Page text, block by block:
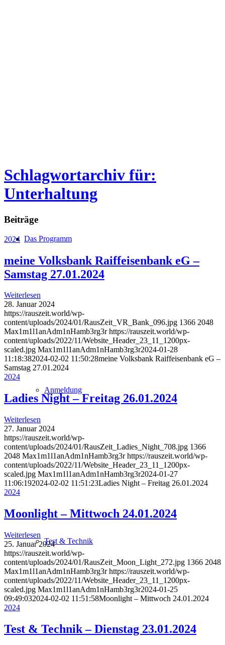
Das Programm
Anmeldung
Test & Technik
Schlagwortarchiv für:
Unterhaltung
Beiträge
2024
meine Volksbank Raiffeisenbank eG –
Samstag 27.01.2024
Weiterlesen
28. Januar 2024
https://rauszeit.world/wp-
content/uploads/2024/01/RausZeit_VR_Bank_096.jpg 1366 2048
Max1m1l1anAdm1nHamb3rg3r https://rauszeit.world/wp-
content/uploads/2022/11/Website_Header_23_11_1200px-
scaled.jpg Max1m1l1anAdm1nHamb3rg3r2024-01-28
11:18:382024-02-02 11:50:28meine Volksbank Raiffeisenbank eG –
Samstag 27.01.2024
2024
Ladies Night – Freitag 26.01.2024
Weiterlesen
27. Januar 2024
https://rauszeit.world/wp-
content/uploads/2024/01/RausZeit_Ladies_Night_708.jpg 1366
2048 Max1m1l1anAdm1nHamb3rg3r https://rauszeit.world/wp-
content/uploads/2022/11/Website_Header_23_11_1200px-
scaled.jpg Max1m1l1anAdm1nHamb3rg3r2024-01-27
11:06:192024-02-02 11:51:23Ladies Night – Freitag 26.01.2024
2024
Moonlight – Mittwoch 24.01.2024
Weiterlesen
25. Januar 2024
https://rauszeit.world/wp-
content/uploads/2024/01/RausZeit_Moon_Light_272.jpg 1366 2048
Max1m1l1anAdm1nHamb3rg3r https://rauszeit.world/wp-
content/uploads/2022/11/Website_Header_23_11_1200px-
scaled.jpg Max1m1l1anAdm1nHamb3rg3r2024-01-25
09:49:032024-02-02 11:51:58Moonlight – Mittwoch 24.01.2024
2024
Test & Technik – Dienstag 23.01.2024